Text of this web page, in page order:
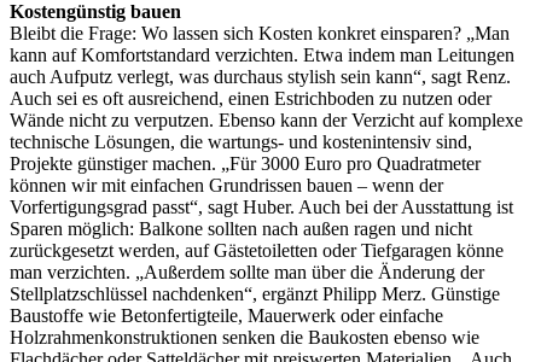
Kostengünstig bauen
Bleibt die Frage: Wo lassen sich Kosten konkret einsparen? „Man
kann auf Komfortstandard verzichten. Etwa indem man Leitungen
auch Aufputz verlegt, was durchaus stylish sein kann“, sagt Renz.
Auch sei es oft ausreichend, einen Estrichboden zu nutzen oder
Wände nicht zu verputzen. Ebenso kann der Verzicht auf komplexe
technische Lösungen, die wartungs- und kostenintensiv sind,
Projekte günstiger machen. „Für 3000 Euro pro Quadratmeter
können wir mit einfachen Grundrissen bauen – wenn der
Vorfertigungsgrad passt“, sagt Huber. Auch bei der Ausstattung ist
Sparen möglich: Balkone sollten nach außen ragen und nicht
zurückgesetzt werden, auf Gästetoiletten oder Tiefgaragen könne
man verzichten. „Außerdem sollte man über die Änderung der
Stellplatzschlüssel nachdenken“, ergänzt Philipp Merz. Günstige
Baustoffe wie Betonfertigteile, Mauerwerk oder einfache
Holzrahmenkonstruktionen senken die Baukosten ebenso wie